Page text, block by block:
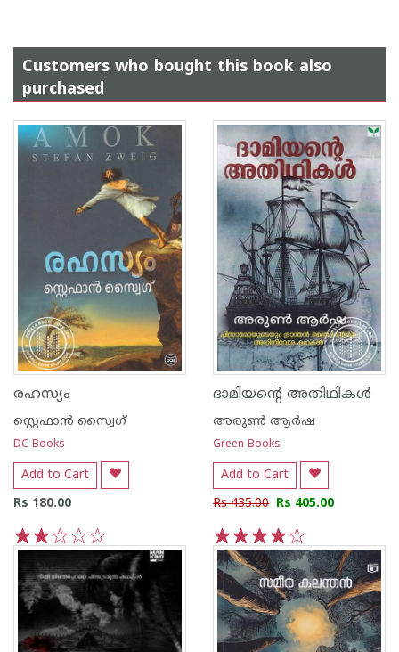
Customers who bought this book also
purchased
രഹസ്യം
സ്റ്റെഫാന്‍ സ്വൈഗ്
DC Books
Add to Cart
Rs 180.00
5
4
3
2
1
ദാമിയന്റെ അതിഥികൾ
അരുണ്‍ ആര്‍ഷ
Green Books
Add to Cart
Rs 435.00 Rs 405.00
5
4
3
2
1